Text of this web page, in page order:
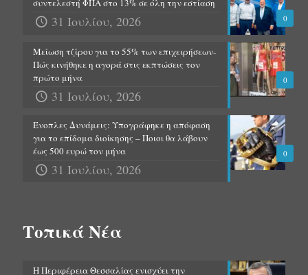
0
συντελεστή ΦΠΑ στο 13% σε όλη την εστίαση
31 Ιουλίου, 2026
0
Μείωση τζίρου για το 55% των επιχειρήσεων-
Πώς κινήθηκε η αγορά στις εκπτώσεις τον
πρώτο μήνα
31 Ιουλίου, 2026
0
Ένοπλες Δυνάμεις: Υπογράφηκε η απόφαση
για το επίδομα διοίκησης – Ποιοι θα λάβουν
έως 500 ευρώ τον μήνα
31 Ιουλίου, 2026
Τοπικά Νέα
Η Περιφέρεια Θεσσαλίας ενισχύει την